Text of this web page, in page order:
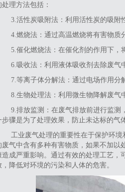
处理方法包括：
3‌.活性炭吸附法‌：利用活性炭的吸附
4‌.燃烧法‌：通过高温燃烧将有害物质
5‌.催化燃烧法‌：在催化剂的作用下，
6‌.吸收法‌：利用液体吸收剂去除废气
7.等离子体分解法‌：通过电场作用分
‌8.生物处理法‌：利用微生物降解废气
‌9.排放监测‌：在废气排放前进行监测
步骤是为了处理效果，防止未达标的气
工业废气处理的重要性在于保护环
废气中含有多种有害物质，如果不加以
造成严重影响。通过有效的处理工艺，
，降低对环境的污染和人体的危害。